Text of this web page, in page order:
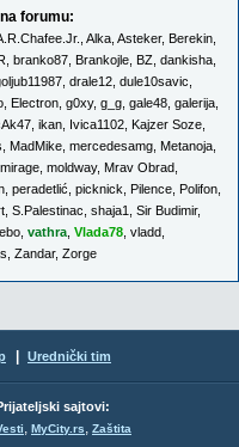
forumu:
Alka Asteker, Berekin
branko87 Brankojle BZ dankisha
drale12 dule10savic
Electron g0xy, g_g gale48 galerija
ikan Ivica1102 Kajzer Soze
MadMike mercedesamg Metanoja
mirage moldway, Mrav Obrad
peradetlić picknick Pilence Polifon
S.Palestinac shaja1 Sir Budimir,
vathra Vlada78 vladd
Zandar, Zorge
Urednički tim
sajtovi:
, MyCity.rs, Zaštita